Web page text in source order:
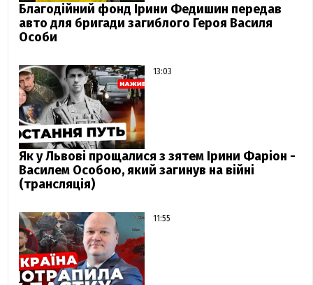
Благодійний фонд Ірини Федишин передав
авто для бригади загиблого Героя Василя
Особи
13:03
Як у Львові прощалися з зятем Ірини Фаріон -
Василем Особою, який загинув на війні
(трансляція)
11:55